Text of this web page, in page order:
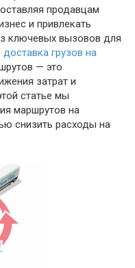
продавцам
и привлекать
ключевых вызовов для
доставка грузов на
— это
затрат и
статье мы
маршрутов на
снизить расходы на